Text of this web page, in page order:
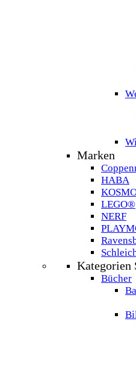
Marken
HABA
LEGO®
NERF
Kategorien
Bücher